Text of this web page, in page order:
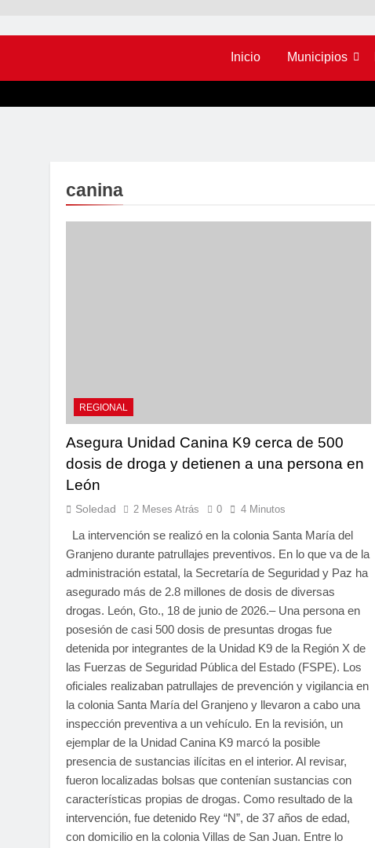
Inicio Municipios
canina
REGIONAL
Asegura Unidad Canina K9 cerca de 500
dosis de droga y detienen a una persona en
León
Soledad 2 Meses Atrás 0 4 Minutos
La intervención se realizó en la colonia Santa María del
Granjeno durante patrullajes preventivos. En lo que va de la
administración estatal, la Secretaría de Seguridad y Paz ha
asegurado más de 2.8 millones de dosis de diversas
drogas. León, Gto., 18 de junio de 2026.– Una persona en
posesión de casi 500 dosis de presuntas drogas fue
detenida por integrantes de la Unidad K9 de la Región X de
las Fuerzas de Seguridad Pública del Estado (FSPE). Los
oficiales realizaban patrullajes de prevención y vigilancia en
la colonia Santa María del Granjeno y llevaron a cabo una
inspección preventiva a un vehículo. En la revisión, un
ejemplar de la Unidad Canina K9 marcó la posible
presencia de sustancias ilícitas en el interior. Al revisar,
fueron localizadas bolsas que contenían sustancias con
características propias de drogas. Como resultado de la
intervención, fue detenido Rey “N”, de 37 años de edad,
con domicilio en la colonia Villas de San Juan. Entre lo